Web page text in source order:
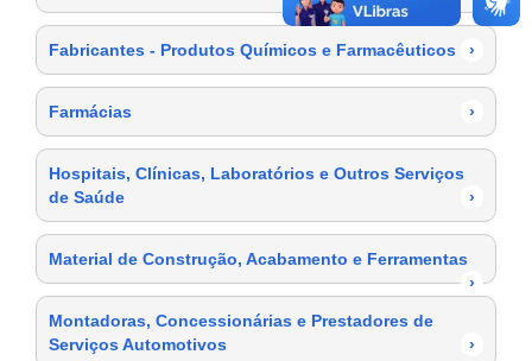
Fabricantes - Produtos Químicos e Farmacêuticos ›
Farmácias ›
Hospitais, Clínicas, Laboratórios e Outros Serviços
de Saúde
›
Material de Construção, Acabamento e Ferramentas
›
Montadoras, Concessionárias e Prestadores de
Serviços Automotivos
›